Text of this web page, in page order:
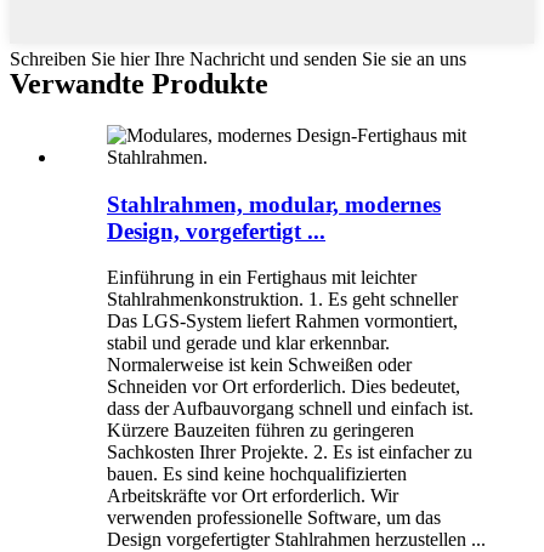
Schreiben Sie hier Ihre Nachricht und senden Sie sie an uns
Verwandte Produkte
Stahlrahmen, modular, modernes
Design, vorgefertigt ...
Einführung in ein Fertighaus mit leichter
Stahlrahmenkonstruktion. 1. Es geht schneller
Das LGS-System liefert Rahmen vormontiert,
stabil und gerade und klar erkennbar.
Normalerweise ist kein Schweißen oder
Schneiden vor Ort erforderlich. Dies bedeutet,
dass der Aufbauvorgang schnell und einfach ist.
Kürzere Bauzeiten führen zu geringeren
Sachkosten Ihrer Projekte. 2. Es ist einfacher zu
bauen. Es sind keine hochqualifizierten
Arbeitskräfte vor Ort erforderlich. Wir
verwenden professionelle Software, um das
Design vorgefertigter Stahlrahmen herzustellen ...